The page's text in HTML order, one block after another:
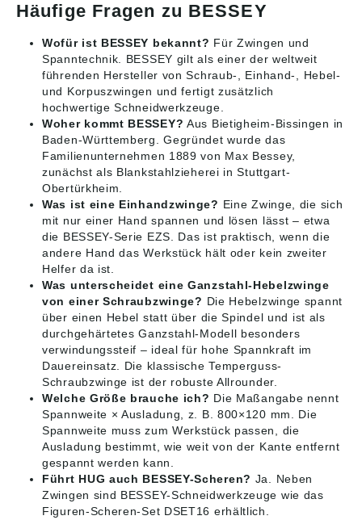
Häufige Fragen zu BESSEY
Wofür ist BESSEY bekannt? Für Zwingen und
Spanntechnik. BESSEY gilt als einer der weltweit
führenden Hersteller von Schraub-, Einhand-, Hebel-
und Korpuszwingen und fertigt zusätzlich
hochwertige Schneidwerkzeuge.
Woher kommt BESSEY? Aus Bietigheim-Bissingen in
Baden-Württemberg. Gegründet wurde das
Familienunternehmen 1889 von Max Bessey,
zunächst als Blankstahlzieherei in Stuttgart-
Obertürkheim.
Was ist eine Einhandzwinge? Eine Zwinge, die sich
mit nur einer Hand spannen und lösen lässt – etwa
die BESSEY-Serie EZS. Das ist praktisch, wenn die
andere Hand das Werkstück hält oder kein zweiter
Helfer da ist.
Was unterscheidet eine Ganzstahl-Hebelzwinge
von einer Schraubzwinge? Die Hebelzwinge spannt
über einen Hebel statt über die Spindel und ist als
durchgehärtetes Ganzstahl-Modell besonders
verwindungssteif – ideal für hohe Spannkraft im
Dauereinsatz. Die klassische Temperguss-
Schraubzwinge ist der robuste Allrounder.
Welche Größe brauche ich? Die Maßangabe nennt
Spannweite × Ausladung, z. B. 800×120 mm. Die
Spannweite muss zum Werkstück passen, die
Ausladung bestimmt, wie weit von der Kante entfernt
gespannt werden kann.
Führt HUG auch BESSEY-Scheren? Ja. Neben
Zwingen sind BESSEY-Schneidwerkzeuge wie das
Figuren-Scheren-Set DSET16 erhältlich.